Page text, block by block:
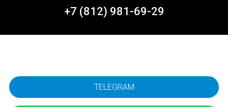
+7 (812) 981-69-29
TELEGRAM